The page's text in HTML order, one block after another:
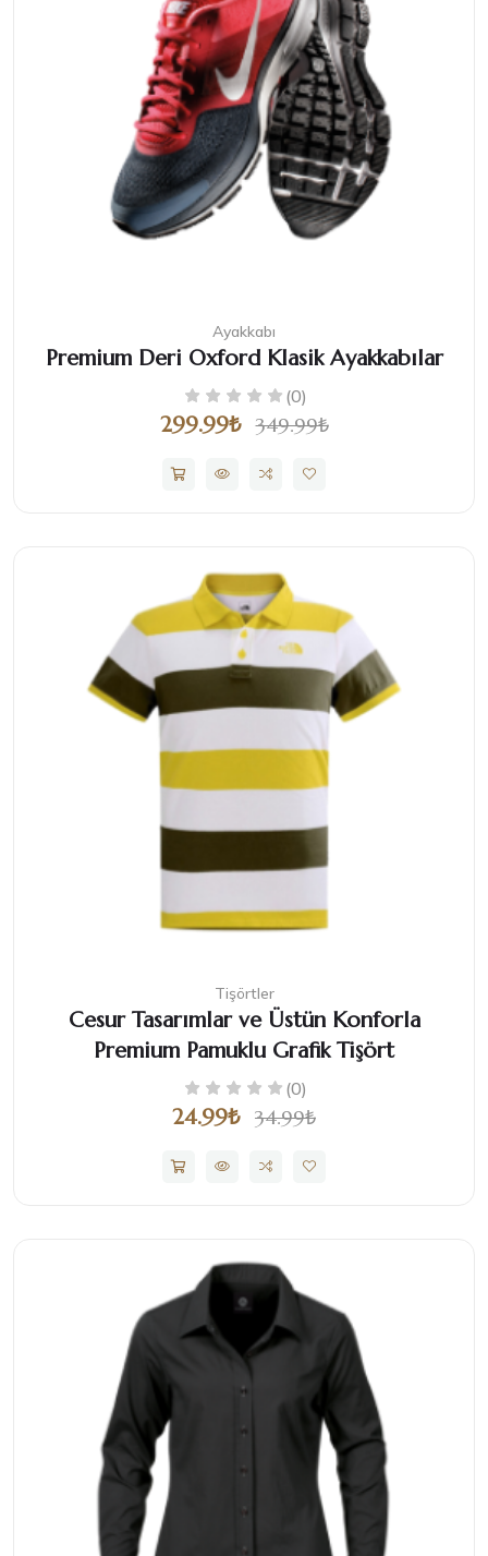
Ayakkabı
Premium Deri Oxford Klasik Ayakkabılar
(0)
299.99₺ 349.99₺
Tişörtler
Cesur Tasarımlar ve Üstün Konforla
Premium Pamuklu Grafik Tişört
(0)
24.99₺ 34.99₺